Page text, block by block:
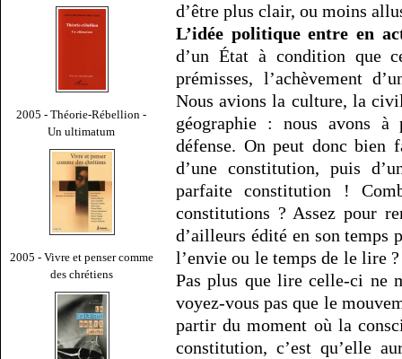
2005 - Théorie-Rébellion -
Un ultimatum
2005 - Vivre et penser comme
des chrétiens
d’être plus clair, ou moins
L’idée politique entre en
d’un État à condition que
prémisses, l’achèvement
Nous avions la culture, la
géographie : nous avons à
défense. On peut donc bien
d’une constitution, puis
parfaite constitution !
constitutions ? Assez pour
d’ailleurs édité en son temps
l’envie ou le temps de le lire
Pas plus que lire celle-ci ne
voyez-vous pas que le
partir du moment où la
constitution, c’est qu’elle